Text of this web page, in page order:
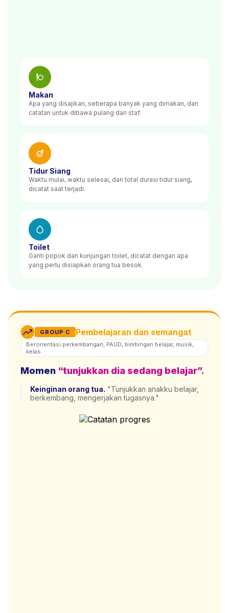
Makan
Apa yang disajikan, seberapa banyak yang dimakan, dan
catatan untuk dibawa pulang dari staf.
Tidur Siang
Waktu mulai, waktu selesai, dan total durasi tidur siang,
dicatat saat terjadi.
Toilet
Ganti popok dan kunjungan toilet, dicatat dengan apa
yang perlu disiapkan orang tua besok.
GROUP C Pembelajaran dan semangat
Berorientasi perkembangan, PAUD, bimbingan belajar, musik,
kelas
Momen “tunjukkan dia sedang belajar”.
Keinginan orang tua. "Tunjukkan anakku belajar,
berkembang, mengerjakan tugasnya."